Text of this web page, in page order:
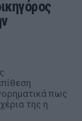
πως
της η